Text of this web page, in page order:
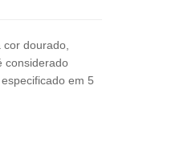
cor dourado,
considerado
em 5